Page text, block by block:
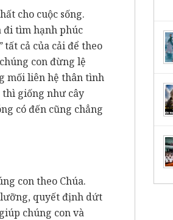
cho cuộc sống.
đi tìm hạnh phúc
tất cả của cải để theo
con đừng lệ
mối liên hệ thân tình
thì giống như cây
có đến cũng chẳng
con theo Chúa.
lưỡng, quyết định dứt
chúng con và